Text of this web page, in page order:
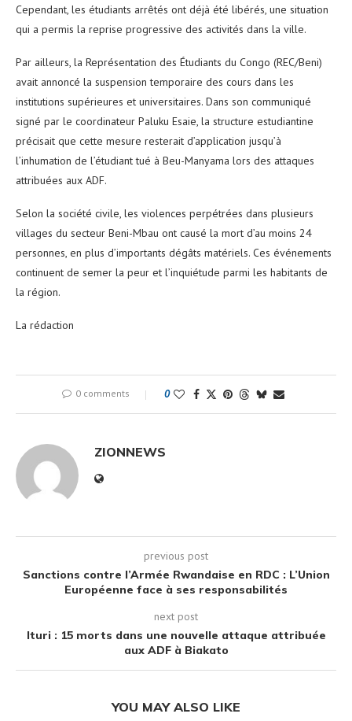
Cependant, les étudiants arrêtés ont déjà été libérés, une situation
qui a permis la reprise progressive des activités dans la ville.
Par ailleurs, la Représentation des Étudiants du Congo (REC/Beni)
avait annoncé la suspension temporaire des cours dans les
institutions supérieures et universitaires. Dans son communiqué
signé par le coordinateur Paluku Esaie, la structure estudiantine
précisait que cette mesure resterait d’application jusqu’à
l’inhumation de l’étudiant tué à Beu-Manyama lors des attaques
attribuées aux ADF.
Selon la société civile, les violences perpétrées dans plusieurs
villages du secteur Beni-Mbau ont causé la mort d’au moins 24
personnes, en plus d’importants dégâts matériels. Ces événements
continuent de semer la peur et l’inquiétude parmi les habitants de
la région.
La rédaction
0 comments 0
ZIONNEWS
previous post
Sanctions contre l’Armée Rwandaise en RDC : L’Union
Européenne face à ses responsabilités
next post
Ituri : 15 morts dans une nouvelle attaque attribuée
aux ADF à Biakato
YOU MAY ALSO LIKE